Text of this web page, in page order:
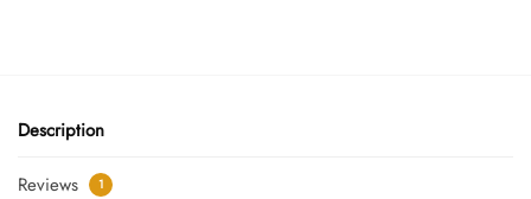
Description
Reviews 1